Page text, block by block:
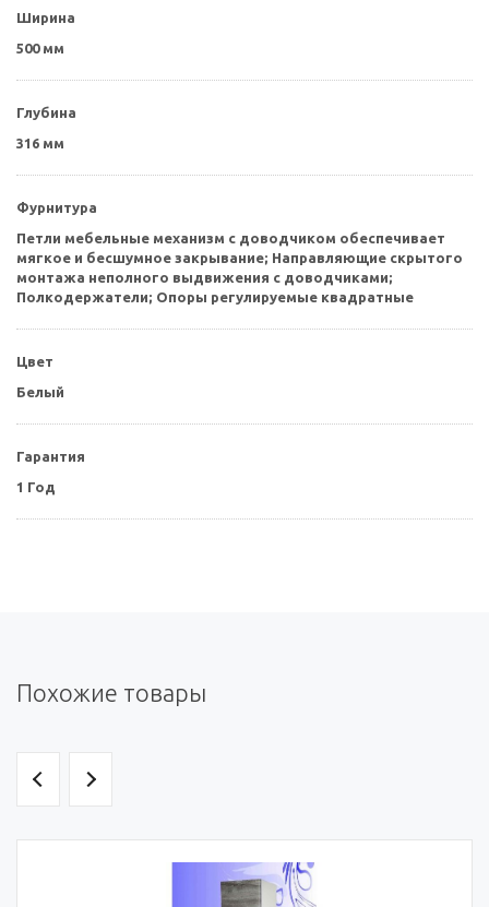
Ширина
500 мм
Глубина
316 мм
Фурнитура
Петли мебельные механизм с доводчиком обеспечивает
мягкое и бесшумное закрывание; Направляющие скрытого
монтажа неполного выдвижения с доводчиками;
Полкодержатели; Опоры регулируемые квадратные
Цвет
Белый
Гарантия
1 Год
Похожие товары